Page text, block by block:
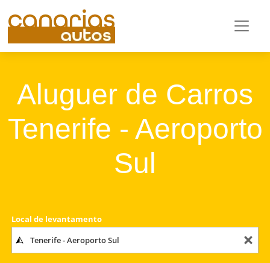
Aluguer de Carros
Tenerife - Aeroporto
Sul
Local de levantamento